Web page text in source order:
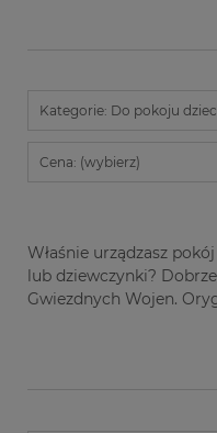
Kategorie: Do pokoju
Cena: (wybierz)
Właśnie urządzasz
lub dziewczynki?
Gwiezdnych Wojen.